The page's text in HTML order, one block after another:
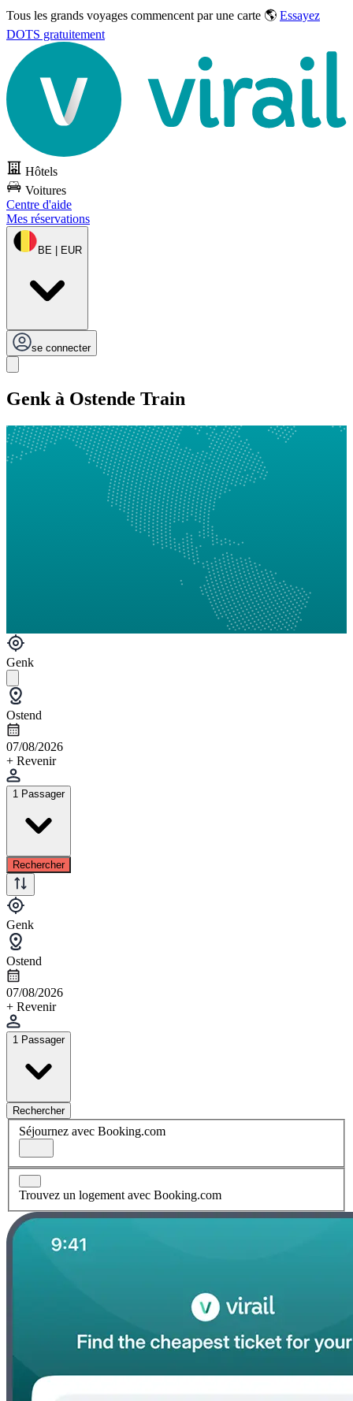
Tous les grands voyages commencent par une carte 🌎 Essayez
DOTS gratuitement
Hôtels
Voitures
Centre d'aide
Mes réservations
BE | EUR
se connecter
Genk à Ostende Train
Genk
Ostend
07/08/2026
+ Revenir
1 Passager
Rechercher
Genk
Ostend
07/08/2026
+ Revenir
1 Passager
Rechercher
Séjournez avec Booking.com
Trouvez un logement avec Booking.com